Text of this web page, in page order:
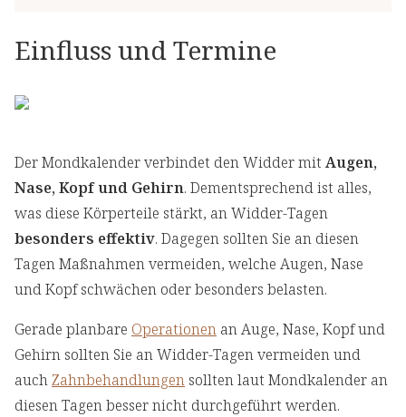
Einfluss und Termine
Der Mondkalender verbindet den Widder mit Augen,
Nase, Kopf und Gehirn. Dementsprechend ist alles,
was diese Körperteile stärkt, an Widder-Tagen
besonders effektiv. Dagegen sollten Sie an diesen
Tagen Maßnahmen vermeiden, welche Augen, Nase
und Kopf schwächen oder besonders belasten.
Gerade planbare Operationen an Auge, Nase, Kopf und
Gehirn sollten Sie an Widder-Tagen vermeiden und
auchZahnbehandlungen sollten laut Mondkalender an
diesen Tagen besser nicht durchgeführt werden.